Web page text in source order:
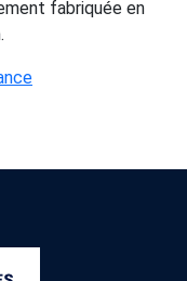
fabriquée en